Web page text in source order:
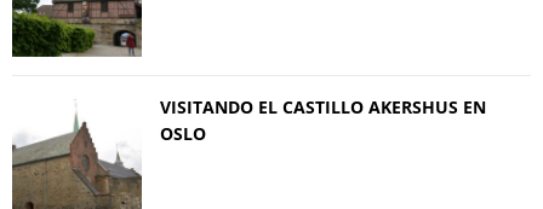
VISITANDO EL CASTILLO AKERSHUS EN
OSLO